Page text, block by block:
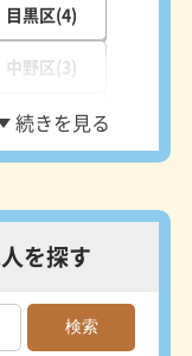
目黒区(4)
中野区(3)
豊島区(12)
王子市(3)
三鷹市(11)
調布市(2)
小平市(1)
を探す